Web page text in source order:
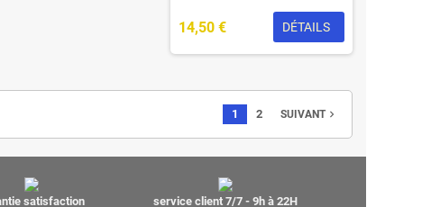
14,50 € DÉTAILS
1 2 SUIVANTnavigate_next
satisfaction service client 7/7 - 9h à 22H